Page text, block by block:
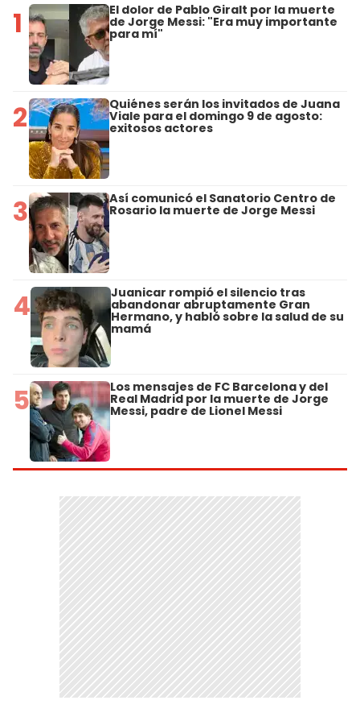
1 El dolor de Pablo Giralt por la muerte
de Jorge Messi: "Era muy importante
para mí"
2 Quiénes serán los invitados de Juana
Viale para el domingo 9 de agosto:
exitosos actores
3 Así comunicó el Sanatorio Centro de
Rosario la muerte de Jorge Messi
4 Juanicar rompió el silencio tras
abandonar abruptamente Gran
Hermano, y habló sobre la salud de su
mamá
5 Los mensajes de FC Barcelona y del
Real Madrid por la muerte de Jorge
Messi, padre de Lionel Messi